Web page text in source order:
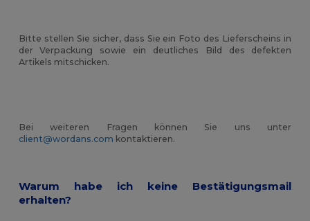
Bitte stellen Sie sicher, dass Sie ein Foto des Lieferscheins in
der Verpackung sowie ein deutliches Bild des defekten
Artikels mitschicken.
Bei weiteren Fragen können Sie uns unter
client@wordans.com kontaktieren.
Warum habe ich keine Bestätigungsmail
erhalten?